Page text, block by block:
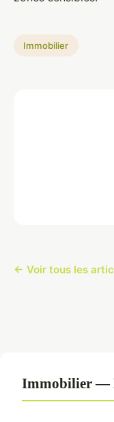
Immobilier
← Voir tous les
Immobilier —